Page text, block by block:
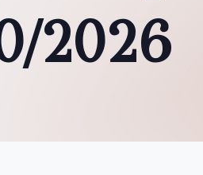
2026